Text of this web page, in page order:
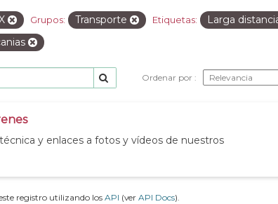
Grupos: Transporte Etiquetas:
Larga
Ordenar por
y enlaces a fotos y vídeos de nuestros
registro utilizando losAPI (ver API Docs).